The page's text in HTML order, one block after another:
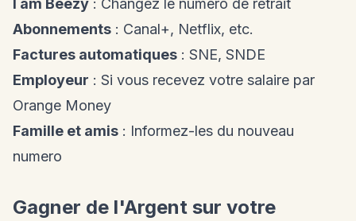
I am Beezy : Changez le numero de retrait
Abonnements : Canal+, Netflix, etc.
Factures automatiques : SNE, SNDE
Employeur : Si vous recevez votre salaire par
Orange Money
Famille et amis : Informez-les du nouveau
numero
Gagner de l'Argent sur votre